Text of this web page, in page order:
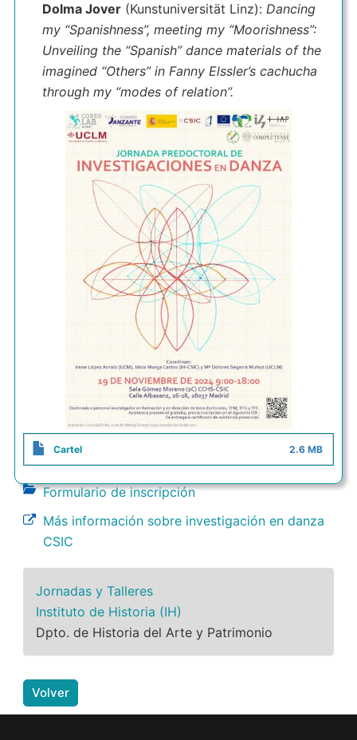
Dolma Jover(Kunstuniversität Linz): Dancing
my “Spanishness”, meeting my “Moorishness”:
Unveiling the “Spanish” dance materials of the
imagined “Others” in Fanny Elssler’s cachucha
through my “modes of relation”.
Cartel 2.6 MB
Formulario de inscripción
Más información sobre investigación en danza
CSIC
Jornadas y Talleres
Instituto de Historia (IH)
Dpto. de Historia del Arte y Patrimonio
Volver